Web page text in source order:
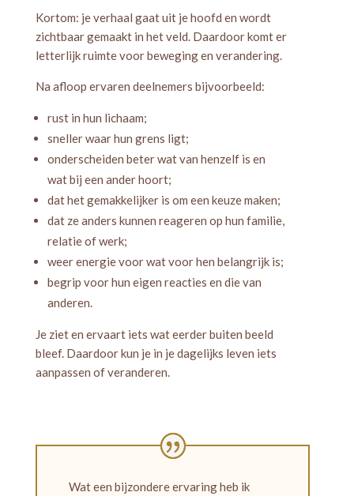
Kortom: je verhaal gaat uit je hoofd en wordt
zichtbaar gemaakt in het veld. Daardoor komt er
letterlijk ruimte voor beweging en verandering.
Na afloop ervaren deelnemers bijvoorbeeld:
rust in hun lichaam;
sneller waar hun grens ligt;
onderscheiden beter wat van henzelf is en
wat bij een ander hoort;
dat het gemakkelijker is om een keuze maken;
dat ze anders kunnen reageren op hun familie,
relatie of werk;
weer energie voor wat voor hen belangrijk is;
begrip voor hun eigen reacties en die van
anderen.
Je ziet en ervaart iets wat eerder buiten beeld
bleef. Daardoor kun je in je dagelijks leven iets
aanpassen of veranderen.
Wat een bijzondere ervaring heb ik